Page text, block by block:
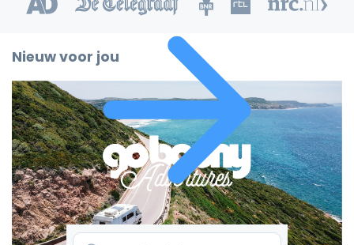
Nieuw voor jou